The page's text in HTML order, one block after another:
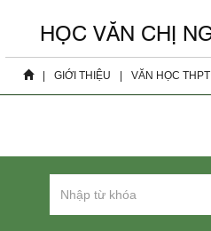
HỌC VĂN CHỊ
GIỚI THIỆU VĂN HỌC THPT
Nghị
Tài Liệu